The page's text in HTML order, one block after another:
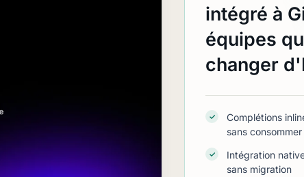
intégré à
équipes
changer
✓
Complétions
sans
✓
Intégration
sans migration